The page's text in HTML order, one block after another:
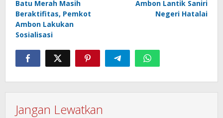
Batu Merah Masih
Beraktifitas, Pemkot
Ambon Lakukan
Sosialisasi
Ambon Lantik Saniri
Negeri Hatalai
Jangan Lewatkan